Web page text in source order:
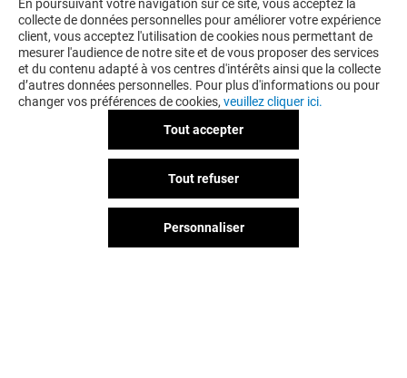
Ne manquez pas notre surprenante barbe à papa
magique, qui se transforme en fleurs ou arbore les
couleurs de l'arc-en-ciel, pour émerveiller petits et
grands. Pour une pause gourmande, rendez-vous à
notre espace de restauration accessible par la Porte
B, où une variété de saveurs vous attendent. Vous
trouverez également l’entrée de l’hypermarché Leclerc
à la Porte A, ainsi que le Fitness Park à la Porte C
pour vos séances de sport.
Restez informé des derniers événements, promotions
et tendances en parcourant nos actualités.
espace moderne, agréable, et idéal pour une journée
shopping réussie. Rejoignez-nous pour une
expérience shopping exceptionnelle !
En poursuivant votre navigation sur ce site, vous acceptez la
collecte de données personnelles pour améliorer votre expérience
client, vous acceptez l'utilisation de cookies nous permettant de
mesurer l'audience de notre site et de vous proposer des services
et du contenu adapté à vos centres d'intérêts ainsi que la collecte
d’autres données personnelles. Pour plus d'informations ou pour
changer vos préférences de cookies, veuillez cliquer ici.
Tout accepter
Tout refuser
Personnaliser